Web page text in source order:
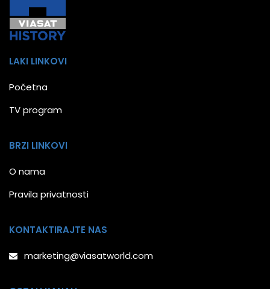
LAKI LINKOVI
Početna
TV program
BRZI LINKOVI
O nama
Pravila privatnosti
KONTAKTIRAJTE NAS
marketing@viasatworld.com